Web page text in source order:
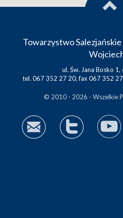
Towarzystwo
ul. Św. Jana Bosko 1,
tel. 067 352 27 20, fax 067 352
© 2010 - 2026 - Wszelkie